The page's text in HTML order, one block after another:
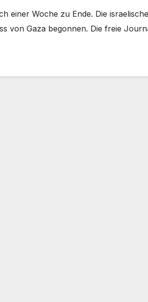
einer Woche zu Ende. Die
von Gaza begonnen. Die freie